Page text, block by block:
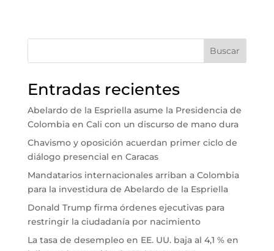
Buscar
Entradas recientes
Abelardo de la Espriella asume la Presidencia de
Colombia en Cali con un discurso de mano dura
Chavismo y oposición acuerdan primer ciclo de
diálogo presencial en Caracas
Mandatarios internacionales arriban a Colombia
para la investidura de Abelardo de la Espriella
Donald Trump firma órdenes ejecutivas para
restringir la ciudadanía por nacimiento
La tasa de desempleo en EE. UU. baja al 4,1 % en